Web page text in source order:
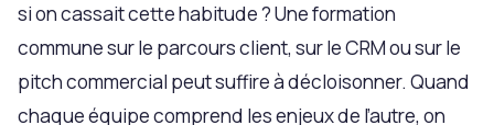
si on cassait cette habitude ? Une formation
commune sur le parcours client, sur le CRM ou sur le
pitch commercial peut suffire à décloisonner. Quand
chaque équipe comprend les enjeux de l’autre, on